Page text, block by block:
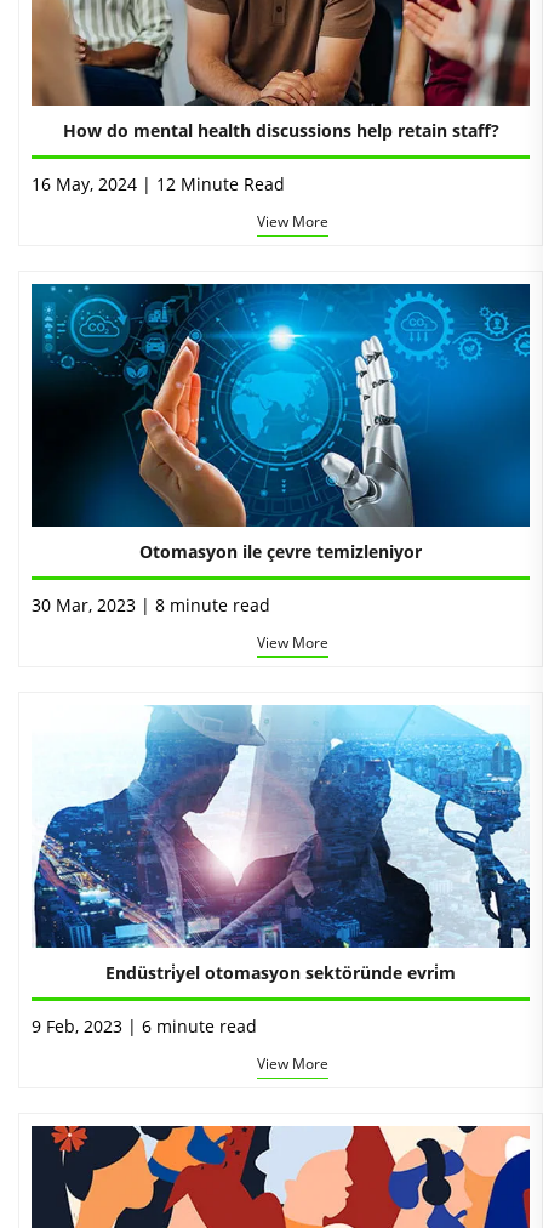
How do mental health discussions help retain staff?
16 May, 2024 | 12 Minute Read
View More
Otomasyon ile çevre temizleniyor
30 Mar, 2023 | 8 minute read
View More
Endüstri̇yel otomasyon sektöründe evri̇m
9 Feb, 2023 | 6 minute read
View More